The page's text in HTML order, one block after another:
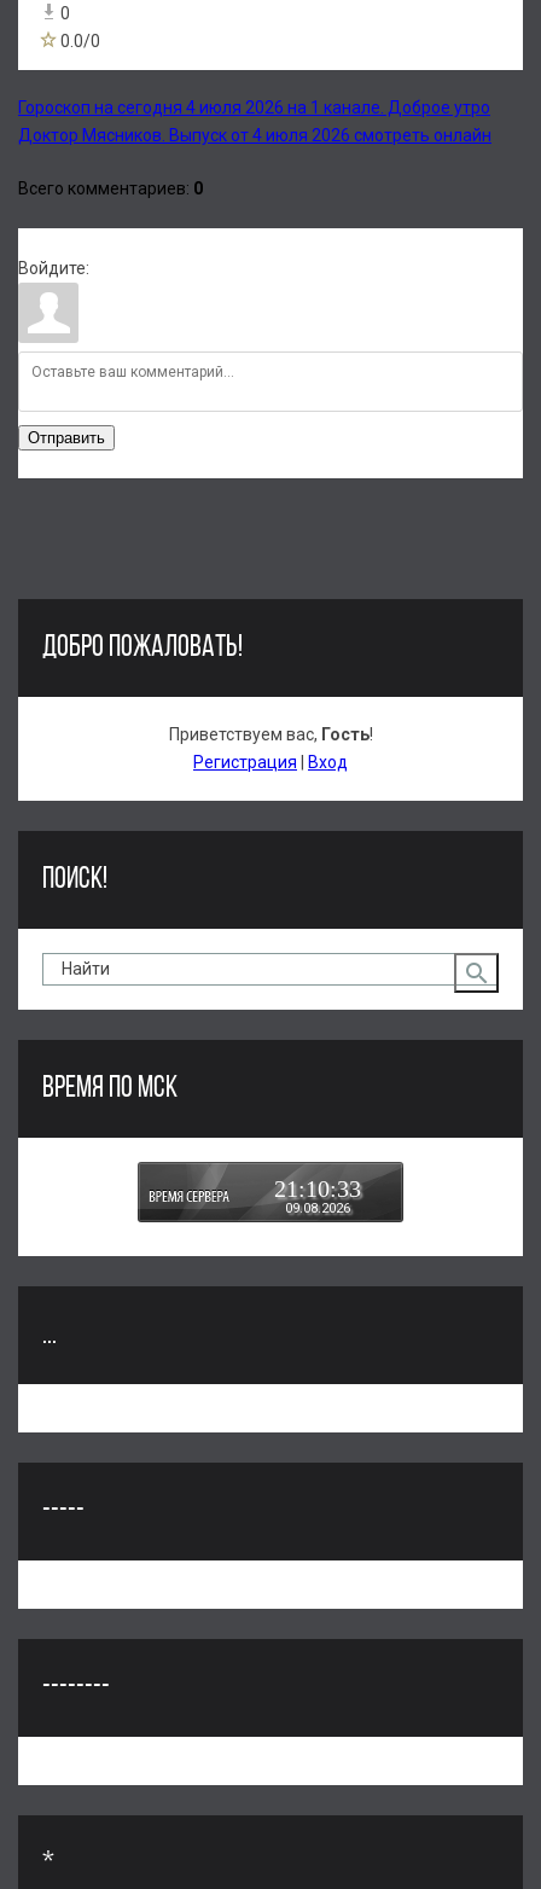
0
0.0/0
Гороскоп на сегодня 4 июля 2026 на 1 канале. Доброе утро
Доктор Мясников. Выпуск от 4 июля 2026 смотреть онлайн
Всего комментариев: 0
Войдите:
Отправить
ДОБРО ПОЖАЛОВАТЬ!
Приветствуем вас, Гость!
Регистрация
Вход
ПОИСК!
ВРЕМЯ ПО МСК
21:10:34
09.08.2026
...
-----
--------
*